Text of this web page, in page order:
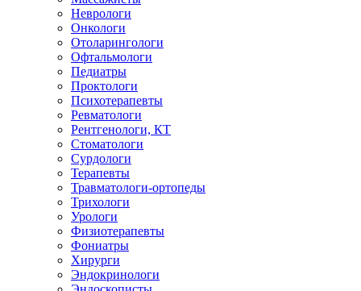
Неврологи
Онкологи
Отоларингологи
Офтальмологи
Педиатры
Проктологи
Психотерапевты
Ревматологи
Рентгенологи, КТ
Стоматологи
Сурдологи
Терапевты
Травматологи-ортопеды
Трихологи
Урологи
Физиотерапевты
Фониатры
Хирурги
Эндокринологи